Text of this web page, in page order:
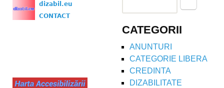
dizabil.eu
CONTACT
Search form
CATEGORII
ANUNTURI
CATEGORIE LIBERA
CREDINTA
DIZABILITATE